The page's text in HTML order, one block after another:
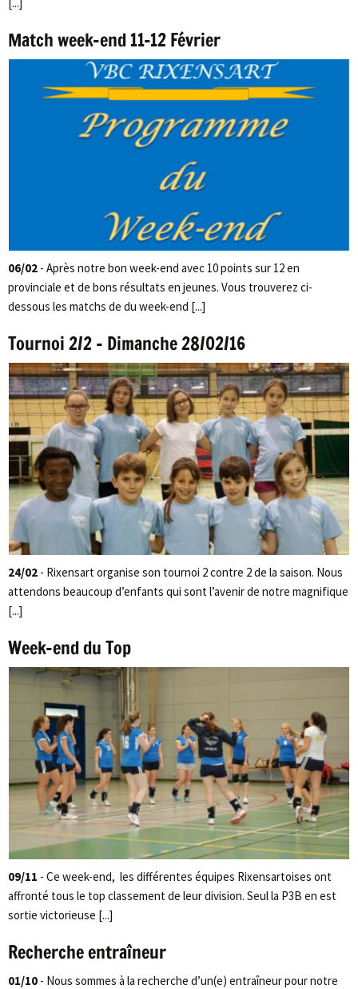
Match week-end 11-12 Février
06/02 - Après notre bon week-end avec 10 points sur 12 en
provinciale et de bons résultats en jeunes. Vous trouverez ci-
dessous les matchs de du week-end [...]
Tournoi 2/2 – Dimanche 28/02/16
24/02 - Rixensart organise son tournoi 2 contre 2 de la saison. Nous
attendons beaucoup d’enfants qui sont l’avenir de notre magnifique
[...]
Week-end du Top
09/11 - Ce week-end, les différentes équipes Rixensartoises ont
affronté tous le top classement de leur division. Seul la P3B en est
sortie victorieuse [...]
Recherche entraîneur
01/10 - Nous sommes à la recherche d’un(e) entraîneur pour notre